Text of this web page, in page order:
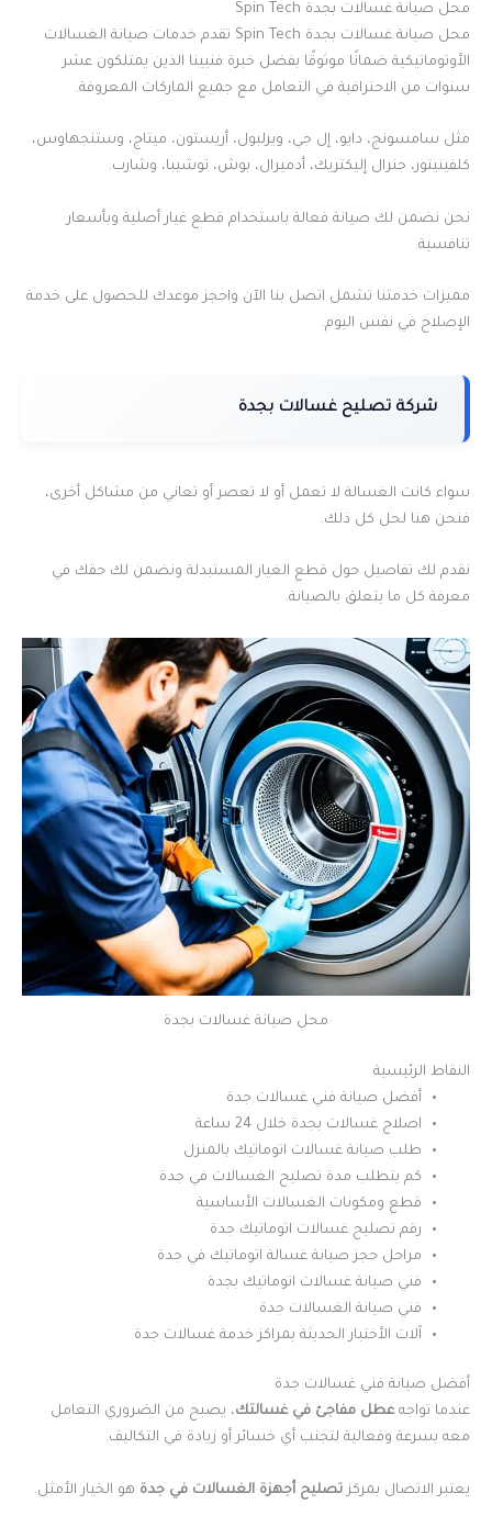
محل صيانة غسالات بجدة Spin Tech
محل صيانة غسالات بجدة Spin Tech تقدم خدمات صيانة الغسالات
الأوتوماتيكية ضمانًا موثوقًا بفضل خبرة فنيينا الذين يمتلكون عشر
سنوات من الاحترافية في التعامل مع جميع الماركات المعروفة.
مثل سامسونج، دايو، إل جي، ويرلبول، أريستون، ميتاج، وستنجهاوس،
كلفينيتور، جنرال إليكتريك، أدميرال، بوش، توشيبا، وشارب.
نحن نضمن لك صيانة فعالة باستخدام قطع غيار أصلية وبأسعار
تنافسية.
مميزات خدمتنا تشمل اتصل بنا الآن واحجز موعدك للحصول على خدمة
الإصلاح في نفس اليوم.
شركة تصليح غسالات بجدة
سواء كانت الغسالة لا تعمل أو لا تعصر أو تعاني من مشاكل أخرى،
فنحن هنا لحل كل ذلك.
نقدم لك تفاصيل حول قطع الغيار المستبدلة ونضمن لك حقك في
معرفة كل ما يتعلق بالصيانة.
محل صيانة غسالات بجدة
النقاط الرئيسية
أفضل صيانة فني غسالات جدة
اصلاح غسالات بجدة خلال 24 ساعة
طلب صيانة غسالات اتوماتيك بالمنزل
كم يتطلب مدة تصليح الغسالات في جدة
قطع ومكونات الغسالات الأساسية
رقم تصليح غسالات اتوماتيك جدة
مراحل حجز صيانة غسالة اتوماتيك في جدة
فني صيانة غسالات اتوماتيك بجدة
فني صيانة الغسالات جدة
آلات الأختبار الحديثة بمراكز خدمة غسالات جدة
أفضل صيانة فني غسالات جدة
عندما تواجهعطل مفاجئ في غسالتك، يصبح من الضروري التعامل
معه بسرعة وفعالية لتجنب أي خسائر أو زيادة في التكاليف.
يعتبر الاتصال بمركز تصليح أجهزة الغسالات في جدة هو الخيار الأمثل.